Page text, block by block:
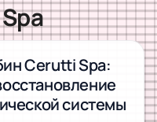
Cerutti Spa:
системы